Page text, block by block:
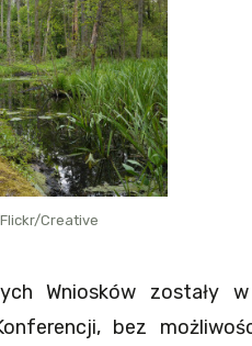
Creative
Wniosków zostały
bez